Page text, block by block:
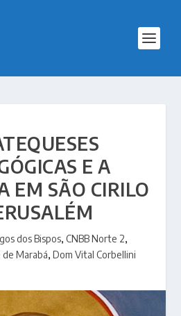
E A
EM SÃO CIRILO
dos Bispos, CNBB Norte 2,
de Marabá, Dom Vital Corbellini